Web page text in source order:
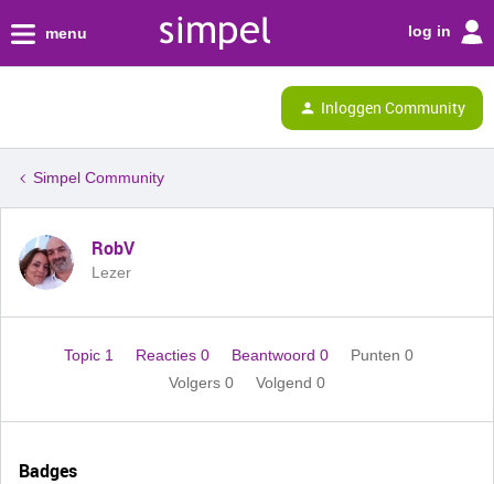
menu log in
Inloggen Community
Simpel Community
RobV
Lezer
Topic 1 Reacties 0 Beantwoord 0
Punten 0
Volgers 0 Volgend 0
Badges